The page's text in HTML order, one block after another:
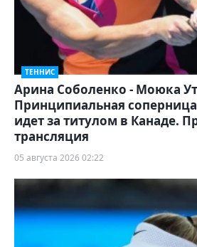
ТЕННИС
Арина Соболенко - Моюка
Принципиальная
идет за титулом в Канаде.
трансляция
05 августа 2026 02:22